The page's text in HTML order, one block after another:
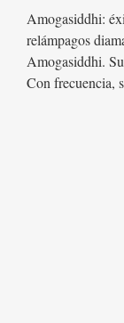
Amogasiddhi:
relámpagos
Amogasiddhi.
Con frecuencia,